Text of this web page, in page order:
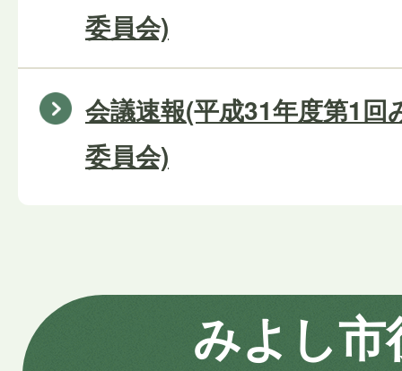
委員会)
会議速報(平成31年度第1回
委員会)
みよし市